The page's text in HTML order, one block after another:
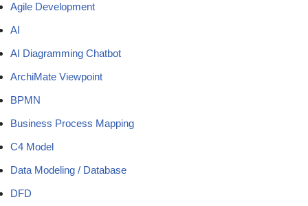
Agile Development
AI
AI Diagramming Chatbot
ArchiMate Viewpoint
BPMN
Business Process Mapping
C4 Model
Data Modeling / Database
DFD